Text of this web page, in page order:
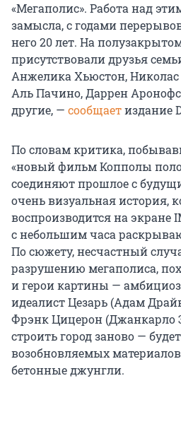
«Мегаполис». Работа над
замысла, с годами
него 20 лет. На
присутствовали друзья
Анжелика Хьюстон,
Аль Пачино, Даррен
другие, — сообщаетиздание
По словам критика,
«новый фильм Копполы
соединяют прошлое с
очень визуальная история,
воспроизводится на экране
с небольшим часа
По сюжету, несчастный
разрушению мегаполиса,
и герои картины —
идеалист Цезарь (Адам
Фрэнк Цицерон (Джанкарло
строить город заново —
возобновляемых
бетонные джунгли.